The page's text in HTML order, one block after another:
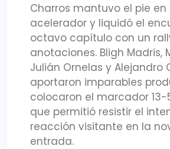
Charros mantuvo el pie en
acelerador y liquidó el
octavo capítulo con un
anotaciones. Bligh Madris,
Julián Ornelas y Alejandro
aportaron imparables
colocaron el marcador 13-
que permitió resistir el
reacción visitante en la
entrada.